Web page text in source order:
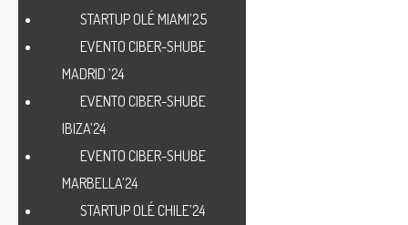
STARTUP OLÉ MIAMI’25
EVENTO CIBER-SHUBE
MADRID ’24
EVENTO CIBER-SHUBE
IBIZA’24
EVENTO CIBER-SHUBE
MARBELLA’24
STARTUP OLÉ CHILE’24